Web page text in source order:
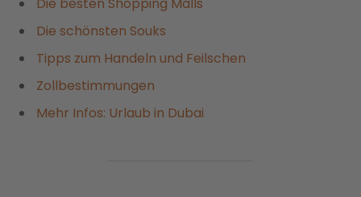
Die besten Shopping Malls
Die schönsten Souks
Tipps zum Handeln und Feilschen
Zollbestimmungen
Mehr Infos: Urlaub in Dubai